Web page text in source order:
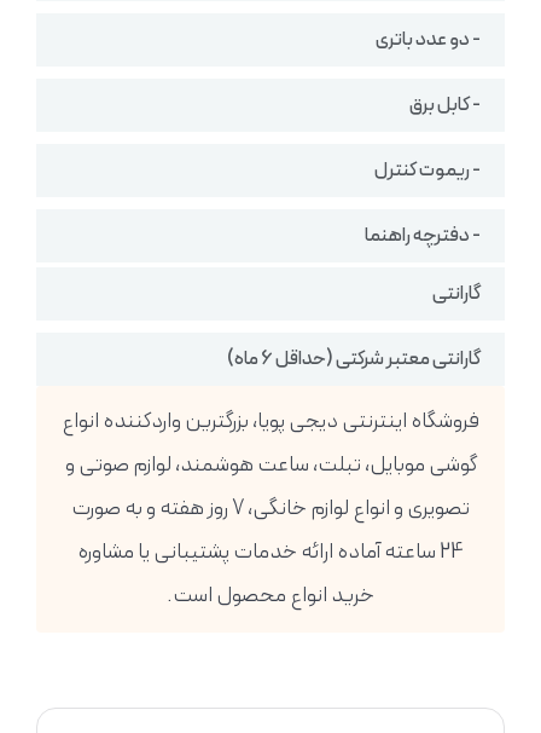
- دو عدد باتری
- کابل برق
- ریموت کنترل
- دفترچه راهنما
گارانتی
گارانتی معتبر شرکتی (حداقل 6 ماه)
فروشگاه اینترنتی دیجی پویا، بزرگترین واردکننده انواع
گوشی موبایل، تبلت، ساعت هوشمند، لوازم صوتی و
تصویری و انواع لوازم خانگی، 7 روز هفته و به صورت
24 ساعته آماده ارائه خدمات پشتیبانی یا مشاوره
خرید انواع محصول است.